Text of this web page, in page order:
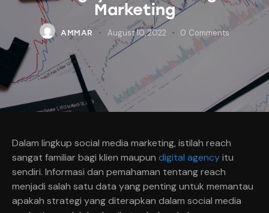
Marketing
AMMAR August 10, 2022 0 Comments
Dalam lingkup social media marketing, istilah reach
sangat familiar bagi klien maupun digital agencyitu
sendiri. Informasi dan pemahaman tentang reach
menjadi salah satu data yang penting untuk memantau
apakah strategi yang diterapkan dalam social media